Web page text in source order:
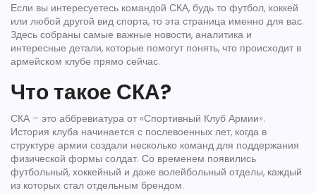
Если вы интересуетесь командой СКА, будь то футбол, хоккей
или любой другой вид спорта, то эта страница именно для вас.
Здесь собраны самые важные новости, аналитика и
интересные детали, которые помогут понять, что происходит в
армейском клубе прямо сейчас.
Что такое СКА?
СКА – это аббревиатура от «Спортивный Клуб Армии».
История клуба начинается с послевоенных лет, когда в
структуре армии создали несколько команд для поддержания
физической формы солдат. Со временем появились
футбольный, хоккейный и даже волейбольный отделы, каждый
из которых стал отдельным брендом.